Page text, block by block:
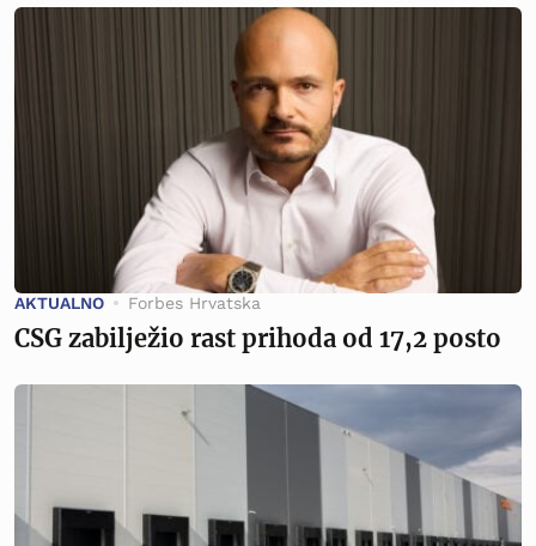
AKTUALNO Forbes Hrvatska
CSG zabilježio rast prihoda od 17,2 posto